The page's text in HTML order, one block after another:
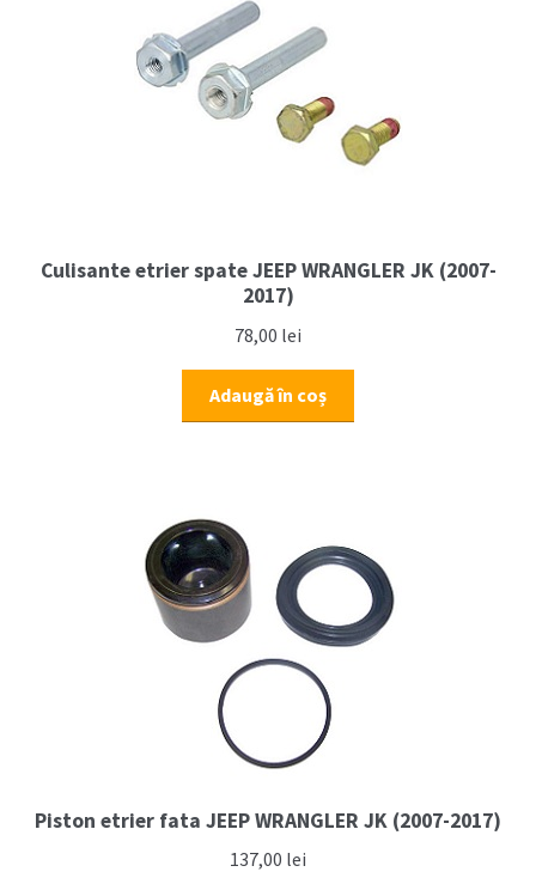
Culisante etrier spate JEEP WRANGLER JK (2007-
2017)
78,00 lei
Adaugă în coș
Piston etrier fata JEEP WRANGLER JK (2007-2017)
137,00 lei